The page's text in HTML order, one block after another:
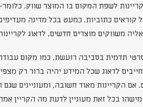
לשפת המקום בו המוצר שווק.
כתוביות. כמעט בכל מדינה
משווקים מוצרים חדשים, לדאוג
תדמית בסביבה רועשת, כמו מקום
לדאוג שכל המידע יהיה ברור רק
הקריינות מאוד חשובה, ומעוניינים
בכל זאת מעוניין לדעת מה הקריין